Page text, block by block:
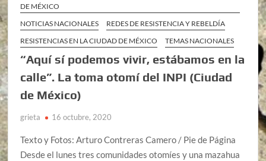
DE MÉXICO
NOTICIAS NACIONALES
REDES DE RESISTENCIA Y REBELDÍA
RESISTENCIAS EN LA CIUDAD DE MÉXICO
TEMAS NACIONALES
“Aquí sí podemos vivir, estábamos en la
calle”. La toma otomí del INPI (Ciudad
de México)
grieta 16 octubre, 2020
Texto y Fotos: Arturo Contreras Camero / Pie de Página
Desde el lunes tres comunidades otomíes y una mazahua